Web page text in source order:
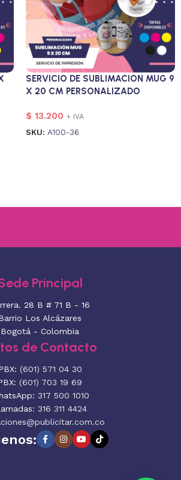
SERVICIO DE SUBLIMACION MUG 9
X 20 CM PERSONALIZADO
$ 13.200 + IVA
SKU: A100-36
Principal
28 B # 71 B - 16
Los Alcázares
Bogotá - Colombia
de Contacto
(601) 571 04 30
(601) 703 19 69
317 500 1010
316 311 4424